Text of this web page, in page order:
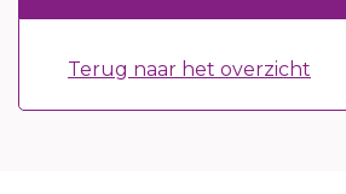
Terug naar het overzicht